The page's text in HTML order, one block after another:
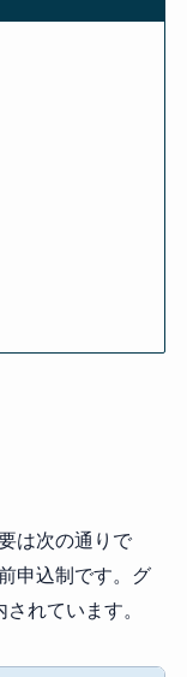
は次の通りで
申込制です。グ
れています。